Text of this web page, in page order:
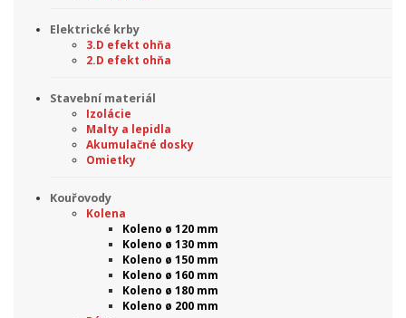
Elektrické krby
3.D efekt ohňa
2.D efekt ohňa
Stavební materiál
Izolácie
Malty a lepidla
Akumulačné dosky
Omietky
Kouřovody
Kolena
Koleno ø 120 mm
Koleno ø 130 mm
Koleno ø 150 mm
Koleno ø 160 mm
Koleno ø 180 mm
Koleno ø 200 mm